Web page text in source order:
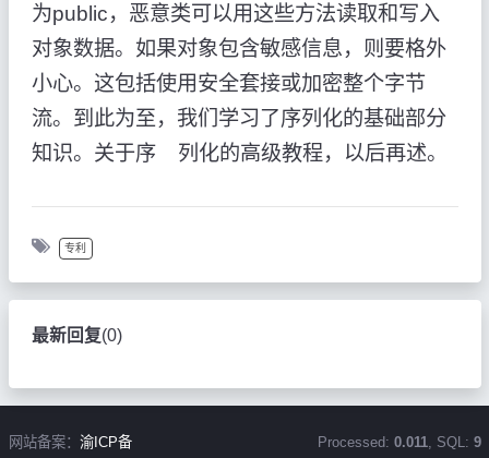
为public，恶意类可以用这些方法读取和写入
对象数据。如果对象包含敏感信息，则要格外
小心。这包括使用安全套接或加密整个字节
流。到此为至，我们学习了序列化的基础部分
知识。关于序 列化的高级教程，以后再述。
专利
最新回复(0)
网站备案： 渝ICP备 Processed: 0.011, SQL: 9